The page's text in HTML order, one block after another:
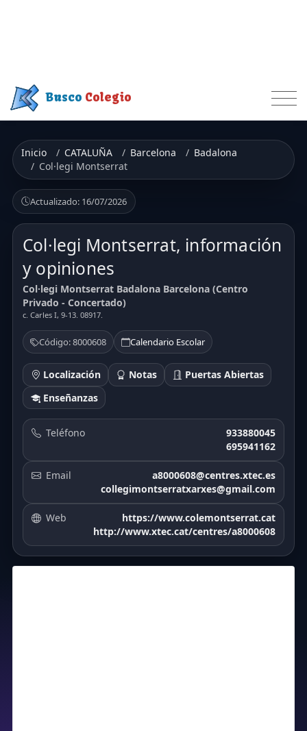
Busco Colegio
Inicio CATALUÑA Barcelona
Badalona
Col·legi Montserrat
Actualizado: 16/07/2026
Col·legi Montserrat, información
y opiniones
Col·legi Montserrat Badalona Barcelona (Centro
Privado - Concertado)
c. Carles I, 9-13. 08917.
Código: 8000608 Calendario Escolar
Localización Notas
Puertas Abiertas
Enseñanzas
Teléfono
933880045
695941162
Email
a8000608@centres.xtec.es
collegimontserratxarxes@gmail.com
Web
https://www.colemontserrat.cat
http://www.xtec.cat/centres/a8000608